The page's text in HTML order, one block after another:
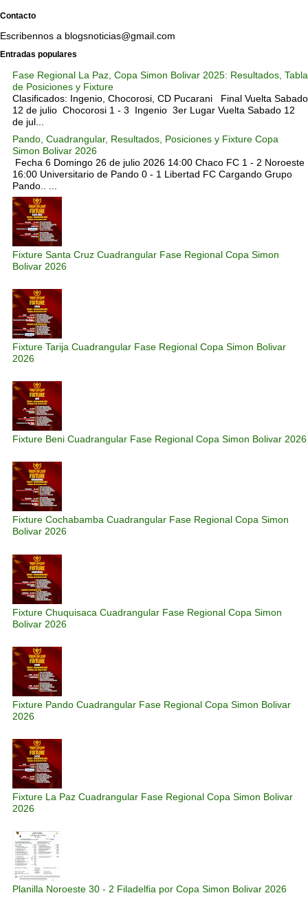
Contacto
Escribennos a blogsnoticias@gmail.com
Entradas populares
Fase Regional La Paz, Copa Simon Bolivar 2025: Resultados, Tabla
de Posiciones y Fixture
Clasificados: Ingenio, Chocorosi, CD Pucarani Final Vuelta Sabado
12 de julio Chocorosi 1 - 3 Ingenio 3er Lugar Vuelta Sabado 12
de jul...
Pando, Cuadrangular, Resultados, Posiciones y Fixture Copa
Simon Bolivar 2026
Fecha 6 Domingo 26 de julio 2026 14:00 Chaco FC 1 - 2 Noroeste
16:00 Universitario de Pando 0 - 1 Libertad FC Cargando Grupo
Pando.. ...
Fixture Santa Cruz Cuadrangular Fase Regional Copa Simon
Bolivar 2026
Fixture Tarija Cuadrangular Fase Regional Copa Simon Bolivar
2026
Fixture Beni Cuadrangular Fase Regional Copa Simon Bolivar 2026
Fixture Cochabamba Cuadrangular Fase Regional Copa Simon
Bolivar 2026
Fixture Chuquisaca Cuadrangular Fase Regional Copa Simon
Bolivar 2026
Fixture Pando Cuadrangular Fase Regional Copa Simon Bolivar
2026
Fixture La Paz Cuadrangular Fase Regional Copa Simon Bolivar
2026
Planilla Noroeste 30 - 2 Filadelfia por Copa Simon Bolivar 2026